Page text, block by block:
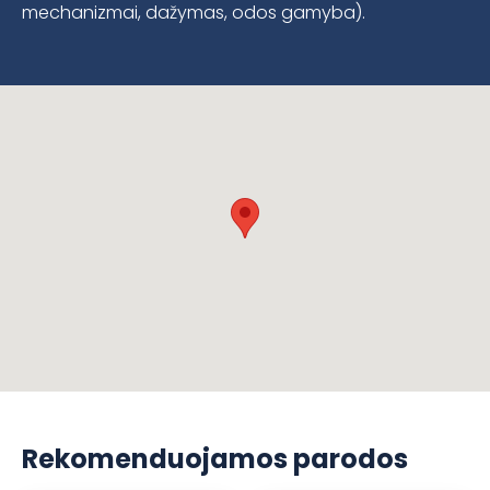
mechanizmai, dažymas, odos gamyba).
Rekomenduojamos parodos